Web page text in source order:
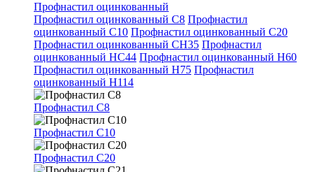
Профнастил оцинкованный
Профнастил оцинкованный С8 Профнастил
оцинкованный С10 Профнастил оцинкованный С20
Профнастил оцинкованный СН35 Профнастил
оцинкованный НС44 Профнастил оцинкованный Н60
Профнастил оцинкованный Н75 Профнастил
оцинкованный Н114
Профнастил С8
Профнастил С10
Профнастил С20